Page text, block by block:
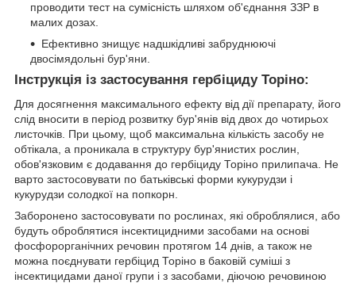
проводити тест на сумісність шляхом об'єднання ЗЗР в
малих дозах.
Ефективно знищує надшкідливі забруднюючі
двосімядольні бур'яни.
Інструкція із застосування гербіциду Торіно:
Для досягнення максимального ефекту від дії препарату, його
слід вносити в період розвитку бур'янів від двох до чотирьох
листочків. При цьому, щоб максимальна кількість засобу не
обтікала, а проникала в структуру бур'янистих рослин,
обов'язковим є додавання до гербіциду Торіно прилипача. Не
варто застосовувати по батьківські форми кукурудзи і
кукурудзи солодкої на попкорн.
Заборонено застосовувати по рослинах, які оброблялися, або
будуть оброблятися інсектицидними засобами на основі
фосфорорганічних речовин протягом 14 днів, а також не
можна поєднувати гербіцид Торіно в баковій суміші з
інсектицидами даної групи і з засобами, діючою речовиною